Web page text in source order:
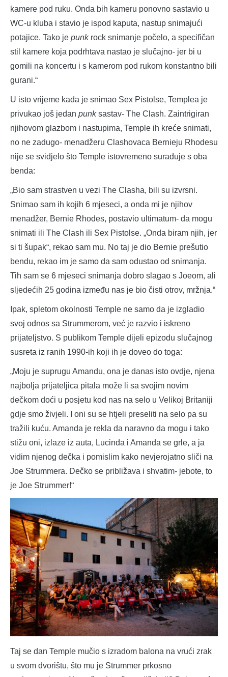
kamere pod ruku. Onda bih kameru ponovno sastavio u
WC-u kluba i stavio je ispod kaputa, nastup snimajući
potajice. Tako je punk rock snimanje počelo, a specifičan
stil kamere koja podrhtava nastao je slučajno- jer bi u
gomili na koncertu i s kamerom pod rukom konstantno bili
gurani.“
U isto vrijeme kada je snimao Sex Pistolse, Templea je
privukao još jedan punksastav- The Clash. Zaintrigiran
njihovom glazbom i nastupima, Temple ih kreće snimati,
no ne zadugo- menadžeru Clashovaca Bernieju Rhodesu
nije se svidjelo što Temple istovremeno surađuje s oba
benda:
„Bio sam strastven u vezi The Clasha, bili su izvrsni.
Snimao sam ih kojih 6 mjeseci, a onda mi je njihov
menadžer, Bernie Rhodes, postavio ultimatum- da mogu
snimati ili The Clash ili Sex Pistolse. „Onda biram njih, jer
si ti šupak“, rekao sam mu. No taj je dio Bernie prešutio
bendu, rekao im je samo da sam odustao od snimanja.
Tih sam se 6 mjeseci snimanja dobro slagao s Joeom, ali
sljedećih 25 godina između nas je bio čisti otrov, mržnja.“
Ipak, spletom okolnosti Temple ne samo da je izgladio
svoj odnos sa Strummerom, već je razvio i iskreno
prijateljstvo. S publikom Temple dijeli epizodu slučajnog
susreta iz ranih 1990-ih koji ih je doveo do toga:
„Moju je suprugu Amandu, ona je danas isto ovdje, njena
najbolja prijateljica pitala može li sa svojim novim
dečkom doći u posjetu kod nas na selo u Velikoj Britaniji
gdje smo živjeli. I oni su se htjeli preseliti na selo pa su
tražili kuću. Amanda je rekla da naravno da mogu i tako
stižu oni, izlaze iz auta, Lucinda i Amanda se grle, a ja
vidim njenog dečka i pomislim kako nevjerojatno sliči na
Joe Strummera. Dečko se približava i shvatim- jebote, to
je Joe Strummer!“
Taj se dan Temple mučio s izradom balona na vrući zrak
u svom dvorištu, što mu je Strummer prkosno